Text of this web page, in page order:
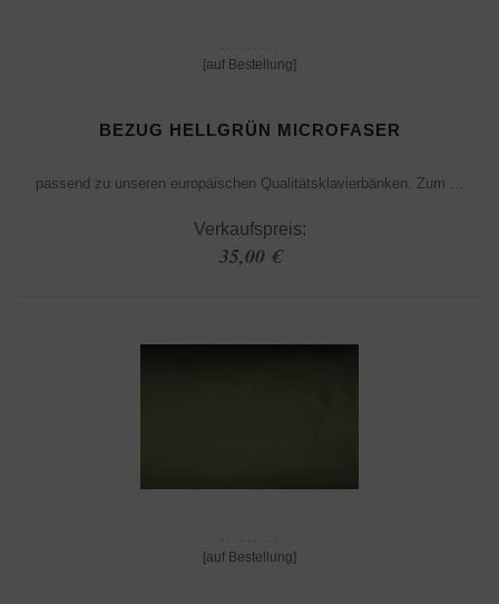
[auf Bestellung]
BEZUG HELLGRÜN MICROFASER
passend zu unseren europäischen Qualitätsklavierbänken. Zum ...
Verkaufspreis:
35,00 €
[auf Bestellung]